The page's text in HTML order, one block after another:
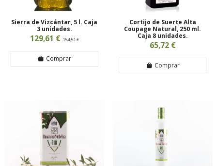
Sierra de Vizcántar, 5 l. Caja
3 unidades.
129,61 €154,51 €
Comprar
Cortijo de Suerte Alta
Coupage Natural, 250 ml.
Caja 8 unidades.
65,72 €
Comprar